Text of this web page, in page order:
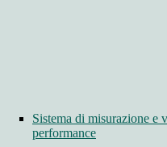
Sistema di misurazione e
performance